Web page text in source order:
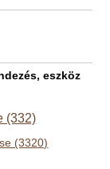
eszköz
(332)
(3320)